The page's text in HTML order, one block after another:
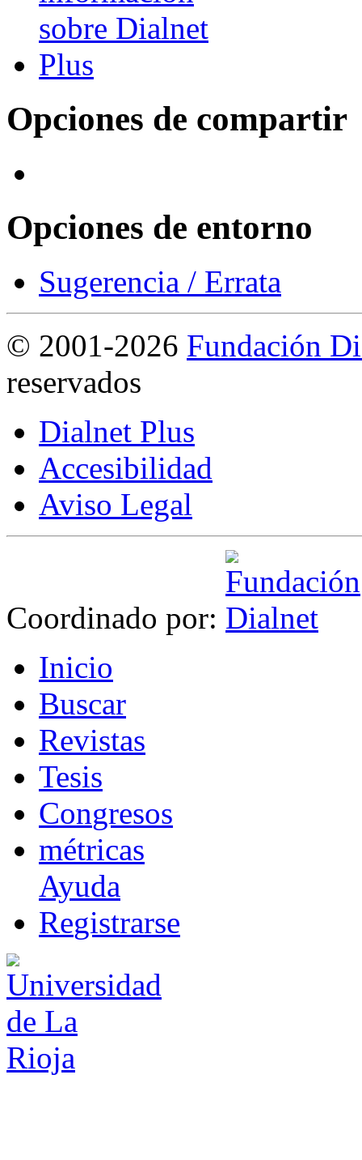
Opciones de compartir
Opciones de entorno
Sugerencia / Errata
© 2001-2026 Fundación
reservados
Dialnet Plus
Accesibilidad
Aviso Legal
Coordinado por:
Inicio
Buscar
Revistas
Tesis
Congresos
métricas
Ayuda
Registrarse